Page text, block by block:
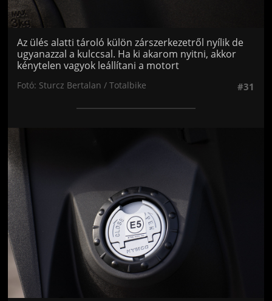
Az ülés alatti tároló külön zárszerkezetről nyílik de
ugyanazzal a kulccsal. Ha ki akarom nyitni, akkor
kénytelen vagyok leállítani a motort
Fotó: Sturcz Bertalan / Totalbike #31
Jön még kép!